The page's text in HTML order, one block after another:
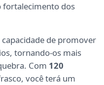
fortalecimento dos
de promover
tornando-os mais
Com 120
você terá um